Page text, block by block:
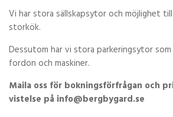
Vi har stora sällskapsytor och möjlighet
storkök.
Dessutom har vi stora parkeringsytor
fordon och maskiner.
Maila oss för bokningsförfrågan och
vistelse på info@bergbygard.se